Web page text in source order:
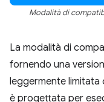
Modalità di
La modalità di
fornendo una
leggermente limitata
è progettata per